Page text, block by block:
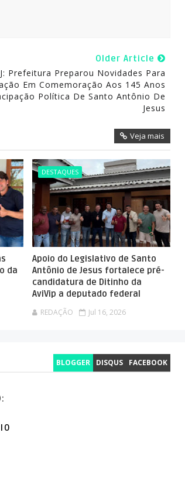
Older Article
Prefeitura Preparou Novidades Para
Em Comemoração Aos 145 Anos
Política De Santo Antônio De
Jesus
Veja mais
da
DESTAQUES
Apoio do Legislativo de Santo
Antônio de Jesus fortalece pré-
candidatura de Ditinho da
AviVip a deputado federal
REDAÇÃO Jul 16, 2026
BLOGGER DISQUS FACEBOOK